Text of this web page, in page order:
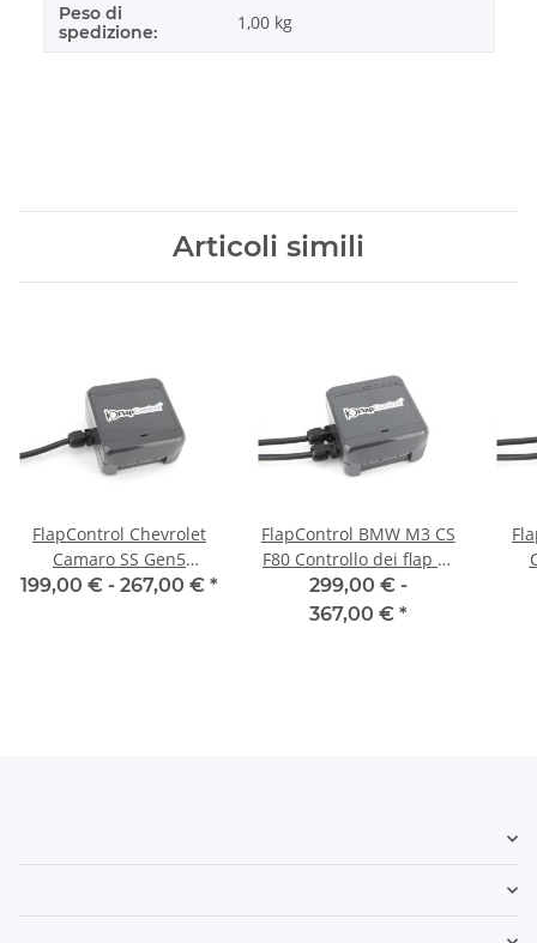
Peso di
spedizione:
1,00 kg
Articoli simili
FlapControl Chevrolet
Camaro SS Gen5
Controllo dei flap di
199,00 € - 267,00 € *
FlapControl BMW M3 CS
F80 Controllo dei flap di
scarico
299,00 € -
367,00 € *